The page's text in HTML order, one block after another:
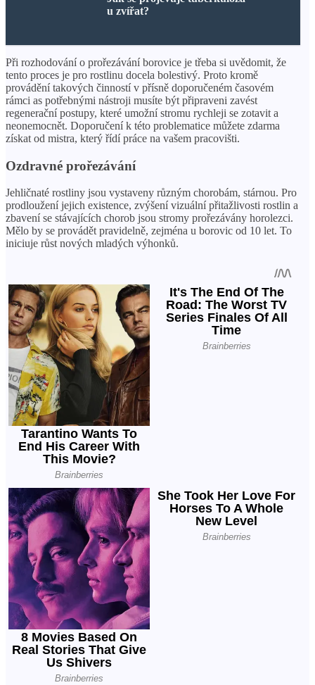
u zvířat?
Při rozhodování o prořezávání borovice je třeba si uvědomit, že
tento proces je pro rostlinu docela bolestivý. Proto kromě
provádění takových činností v přísně doporučeném časovém
rámci as potřebnými nástroji musíte být připraveni zavést
regenerační postupy, které umožní stromu rychleji se zotavit a
neonemocnět. Doporučení k této problematice můžete zdarma
získat od mistra, který řídí práce na vašem pracovišti.
Ozdravné prořezávání
Jehličnaté rostliny jsou vystaveny různým chorobám, stárnou. Pro
prodloužení jejich existence, zvýšení vizuální přitažlivosti rostlin a
zbavení se stávajících chorob jsou stromy prořezávány horolezci.
Mělo by se provádět pravidelně, zejména u borovic od 10 let. To
iniciuje růst nových mladých výhonků.